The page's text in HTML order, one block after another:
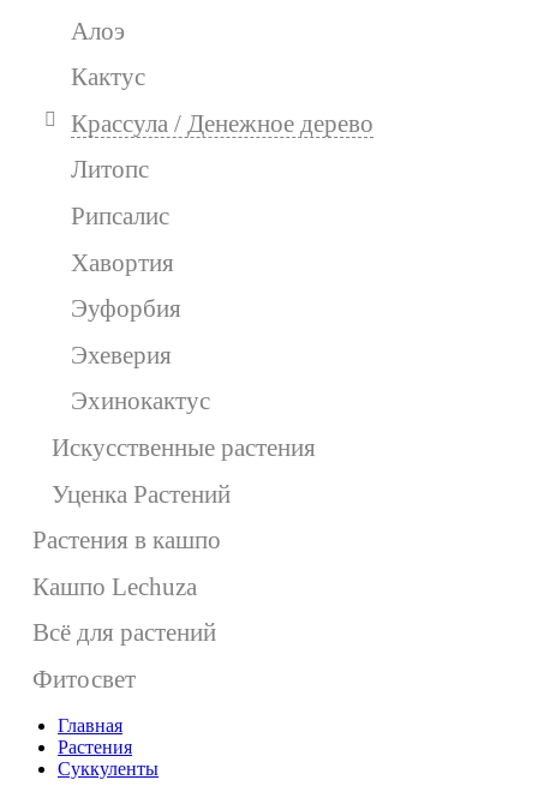
Алоэ
Кактус
Крассула / Денежное дерево
Литопс
Рипсалис
Хавортия
Эуфорбия
Эхеверия
Эхинокактус
Искусственные растения
Уценка Растений
Растения в кашпо
Кашпо Lechuza
Всё для растений
Фитосвет
Главная
Растения
Суккуленты